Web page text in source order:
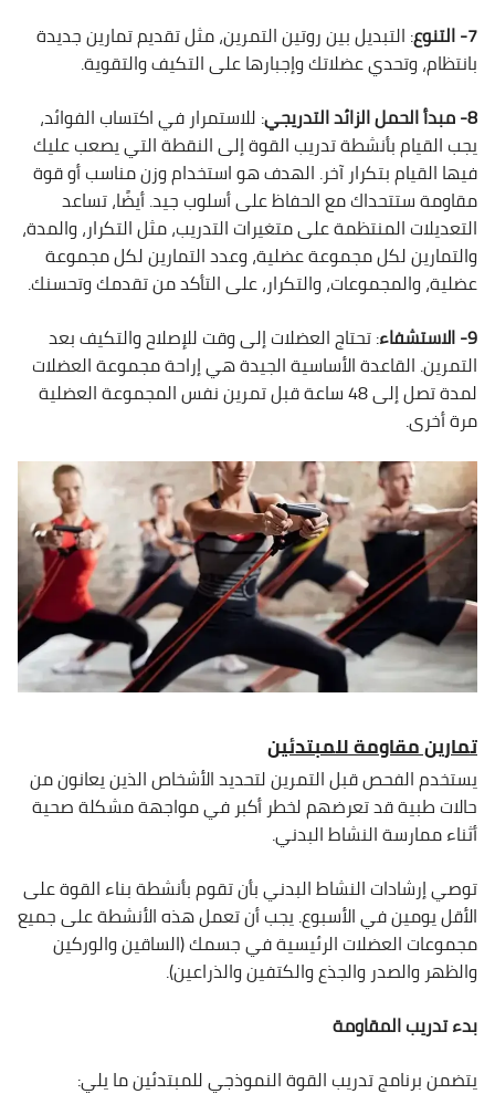
7- التنوع
: التبديل بين روتين التمرين، مثل تقديم تمارين جديدة
بانتظام، وتحدي عضلاتك وإجبارها على التكيف والتقوية.
8- مبدأ الحمل الزائد التدريجي
: للاستمرار في اكتساب الفوائد،
يجب القيام بأنشطة تدريب القوة إلى النقطة التي يصعب عليك
فيها القيام بتكرار آخر. الهدف هو استخدام وزن مناسب أو قوة
مقاومة ستتحداك مع الحفاظ على أسلوب جيد. أيضًا، تساعد
التعديلات المنتظمة على متغيرات التدريب، مثل التكرار، والمدة،
والتمارين لكل مجموعة عضلية، وعدد التمارين لكل مجموعة
عضلية، والمجموعات، والتكرار، على التأكد من تقدمك وتحسنك.
9- الاستشفاء
: تحتاج العضلات إلى وقت للإصلاح والتكيف بعد
التمرين. القاعدة الأساسية الجيدة هي إراحة مجموعة العضلات
لمدة تصل إلى 48 ساعة قبل تمرين نفس المجموعة العضلية
مرة أخرى.
تمارين مقاومة للمبتدئين
يستخدم الفحص قبل التمرين لتحديد الأشخاص الذين يعانون من
حالات طبية قد تعرضهم لخطر أكبر في مواجهة مشكلة صحية
أثناء ممارسة النشاط البدني.
توصي إرشادات النشاط البدني بأن تقوم بأنشطة بناء القوة على
الأقل يومين في الأسبوع. يجب أن تعمل هذه الأنشطة على جميع
مجموعات العضلات الرئيسية في جسمك (الساقين والوركين
والظهر والصدر والجذع والكتفين والذراعين).
بدء تدريب المقاومة
يتضمن برنامج تدريب القوة النموذجي للمبتدئين ما يلي: